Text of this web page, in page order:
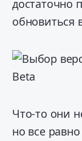
достаточно
обновиться
Что-то они
но все